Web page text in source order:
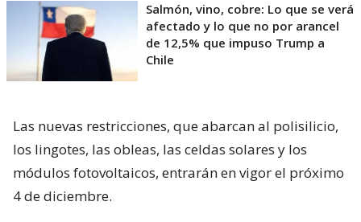
Salmón, vino, cobre: Lo que se verá
afectado y lo que no por arancel
de 12,5% que impuso Trump a
Chile
Las nuevas restricciones, que abarcan al polisilicio,
los lingotes, las obleas, las celdas solares y los
módulos fotovoltaicos, entrarán en vigor el próximo
4 de diciembre.